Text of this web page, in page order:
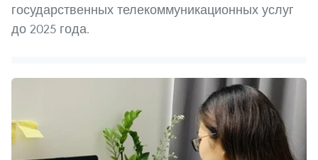
государственных телекоммуникационных услуг
до 2025 года.